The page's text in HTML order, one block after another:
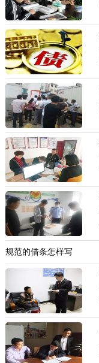
规范的借条怎样写